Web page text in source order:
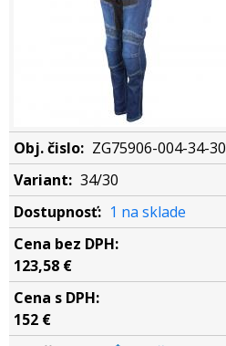
ZG75906-004-34-30
34/30
1 na sklade
123,58 €
152 €